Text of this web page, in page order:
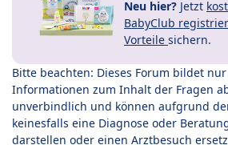
Neu hier? Jetzt
BabyClub
Vorteile sichern.
Bitte beachten: Dieses Forum bildet
Informationen zum Inhalt der Fragen
unverbindlich und können aufgrund
keinesfalls eine Diagnose oder
darstellen oder einen Arztbesuch